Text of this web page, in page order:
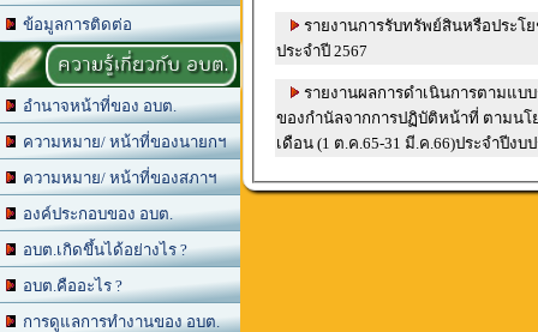
ข้อมูลการติดต่อ
ความรู้เกี่ยวกับ อบต.
อำนาจหน้าที่ของ อบต.
ความหมาย/ หน้าที่ของนายกฯ
ความหมาย/ หน้าที่ของสภาฯ
องค์ประกอบของ อบต.
อบต.เกิดขึ้นได้อย่างไร ?
อบต.คืออะไร ?
การดูแลการทำงานของ อบต.
รายงานการรับทรัพย์สินหรือประโ
ประจำปี 2567
รายงานผลการดำเนินการตามแบ
ของกำนัลจากการปฏิบัติหน้าที่ ตามนโย
เดือน (1 ต.ค.65-31 มี.ค.66)ประจำปีงบ